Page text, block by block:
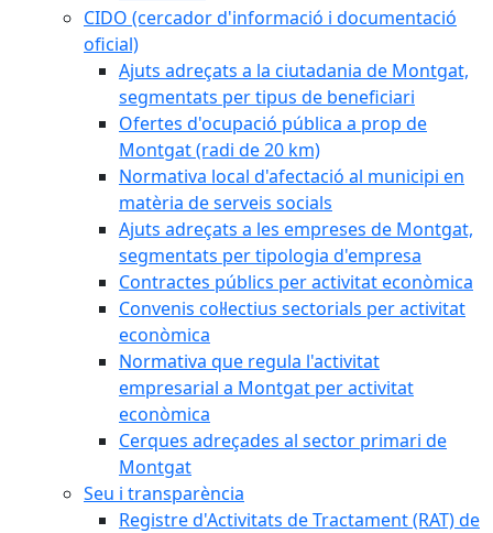
CIDO (cercador d'informació i documentació
oficial)
Ajuts adreçats a la ciutadania de Montgat,
segmentats per tipus de beneficiari
Ofertes d'ocupació pública a prop de
Montgat (radi de 20 km)
Normativa local d'afectació al municipi en
matèria de serveis socials
Ajuts adreçats a les empreses de Montgat,
segmentats per tipologia d'empresa
Contractes públics per activitat econòmica
Convenis col·lectius sectorials per activitat
econòmica
Normativa que regula l'activitat
empresarial a Montgat per activitat
econòmica
Cerques adreçades al sector primari de
Montgat
Seu i transparència
Registre d'Activitats de Tractament (RAT) de